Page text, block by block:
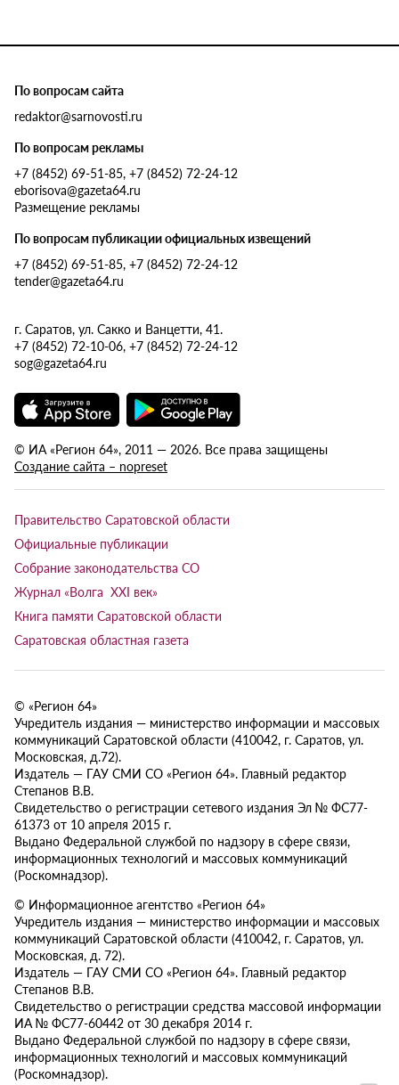
По вопросам сайта
redaktor@sarnovosti.ru
По вопросам рекламы
+7 (8452) 69-51-85, +7 (8452) 72-24-12
eborisova@gazeta64.ru
Размещение рекламы
По вопросам публикации официальных извещений
+7 (8452) 69-51-85, +7 (8452) 72-24-12
tender@gazeta64.ru
г. Саратов, ул. Сакко и Ванцетти, 41.
+7 (8452) 72-10-06, +7 (8452) 72-24-12
sog@gazeta64.ru
© ИА «Регион 64», 2011 — 2026. Все права защищены
Создание сайта – nopreset
Правительство Саратовской области
Официальные публикации
Собрание законодательства СО
Журнал «Волга XXI век»
Книга памяти Саратовской области
Саратовская областная газета
© «Регион 64»
Учредитель издания — министерство информации и массовых
коммуникаций Саратовской области (410042, г. Саратов, ул.
Московская, д.72).
Издатель — ГАУ СМИ СО «Регион 64». Главный редактор
Степанов В.В.
Свидетельство о регистрации сетевого издания Эл № ФС77-
61373 от 10 апреля 2015 г.
Выдано Федеральной службой по надзору в сфере связи,
информационных технологий и массовых коммуникаций
(Роскомнадзор).
© Информационное агентство «Регион 64»
Учредитель издания — министерство информации и массовых
коммуникаций Саратовской области (410042, г. Саратов, ул.
Московская, д. 72).
Издатель — ГАУ СМИ СО «Регион 64». Главный редактор
Степанов В.В.
Свидетельство о регистрации средства массовой информации
ИА № ФС77-60442 от 30 декабря 2014 г.
Выдано Федеральной службой по надзору в сфере связи,
информационных технологий и массовых коммуникаций
(Роскомнадзор).